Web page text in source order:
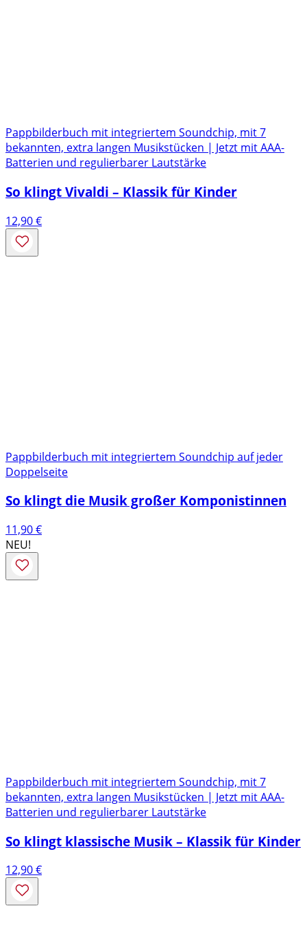
Pappbilderbuch mit integriertem Soundchip, mit 7
bekannten, extra langen Musikstücken | Jetzt mit AAA-
Batterien und regulierbarer Lautstärke
So klingt Vivaldi – Klassik für Kinder
12,90€
Pappbilderbuch mit integriertem Soundchip auf jeder
Doppelseite
So klingt die Musik großer Komponistinnen
11,90€
NEU!
Pappbilderbuch mit integriertem Soundchip, mit 7
bekannten, extra langen Musikstücken | Jetzt mit AAA-
Batterien und regulierbarer Lautstärke
So klingt klassische Musik – Klassik für Kinder
12,90€